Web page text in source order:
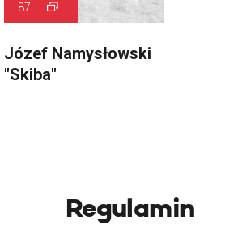
87
Józef Namysłowski
"Skiba"
Regulamin